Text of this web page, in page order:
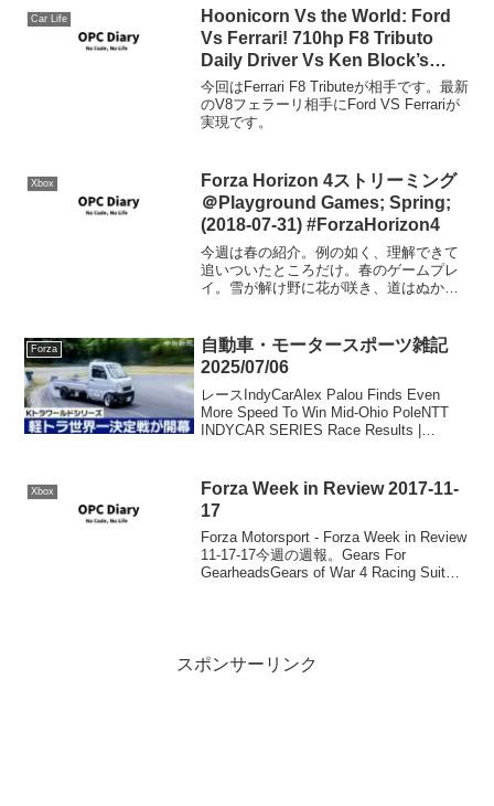
と割と真剣に。何気に10周年記...
Car Life
Hoonicorn Vs the World: Ford
Vs Ferrari! 710hp F8 Tributo
Daily Driver Vs Ken Block’s
Hoonicor #ForzaHorizon
今回はFerrari F8 Tributeが相手です。最新
のV8フェラーリ相手にFord VS Ferrariが
実現です。
Xbox
Forza Horizon 4ストリーミング
＠Playground Games; Spring;
(2018-07-31) #ForzaHorizon4
今週は春の紹介。例の如く、理解できて
追いついたところだけ。春のゲームプレ
イ。雪が解け野に花が咲き、道はぬかる
Forza
自動車・モータースポーツ雑記
2025/07/06
レースIndyCarAlex Palou Finds Even
More Speed To Win Mid-Ohio PoleNTT
INDYCAR SERIES Race Results |
Xbox
Forza Week in Review 2017-11-
17
Forza Motorsport - Forza Week in Review
11-17-17今週の週報。Gears For
GearheadsGears of War 4 Racing Suit以
スポンサーリンク